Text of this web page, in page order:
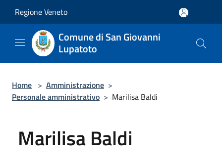
Regione Veneto
Comune di San Giovanni
Lupatoto
Home > Amministrazione >
Personale amministrativo > Marilisa Baldi
Marilisa Baldi